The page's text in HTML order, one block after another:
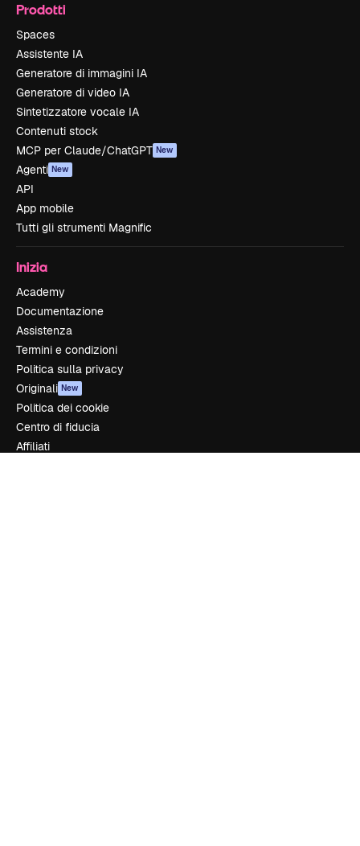
Prodotti
Spaces
Assistente IA
Generatore di immagini IA
Generatore di video IA
Sintetizzatore vocale IA
Contenuti stock
MCP per Claude/ChatGPT New
Agenti New
API
App mobile
Tutti gli strumenti Magnific
Inizia
Academy
Documentazione
Assistenza
Termini e condizioni
Politica sulla privacy
Originali New
Politica dei cookie
Centro di fiducia
Affiliati